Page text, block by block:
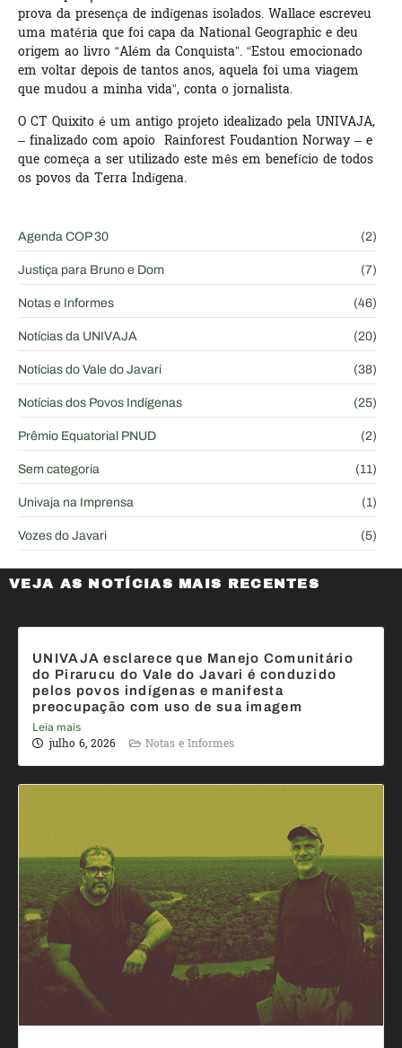
prova da presença de indígenas isolados. Wallace escreveu
uma matéria que foi capa da National Geographic e deu
origem ao livro “Além da Conquista”. “Estou emocionado
em voltar depois de tantos anos, aquela foi uma viagem
que mudou a minha vida”, conta o jornalista.
O CT Quixito é um antigo projeto idealizado pela UNIVAJA,
– finalizado com apoio Rainforest Foudantion Norway – e
que começa a ser utilizado este mês em benefício de todos
os povos da Terra Indígena.
Agenda COP 30 (2)
Justiça para Bruno e Dom (7)
Notas e Informes (46)
Notícias da UNIVAJA (20)
Notícias do Vale do Javari (38)
Notícias dos Povos Indígenas (25)
Prêmio Equatorial PNUD (2)
Sem categoria (11)
Univaja na Imprensa (1)
Vozes do Javari (5)
VEJA AS NOTÍCIAS MAIS RECENTES
UNIVAJA esclarece que Manejo Comunitário
do Pirarucu do Vale do Javari é conduzido
pelos povos indígenas e manifesta
preocupação com uso de sua imagem
Leia mais
julho 6, 2026 Notas e Informes